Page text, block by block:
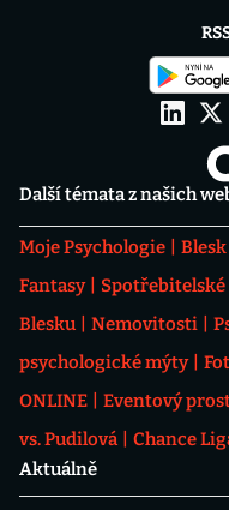
Další témata z našich
Moje Psychologie
Fantasy
Spotřebitelské
Blesku
Nemovitosti
psychologické mýty
ONLINE
Eventový
vs. Pudilová
Chance
Aktuálně